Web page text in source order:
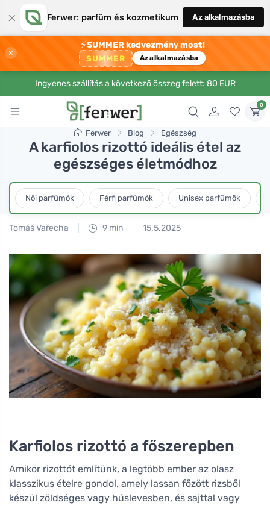
× Ferwer: parfüm és kozmetikum Az alkalmazásba
×
⚡SUMMER kedvezmény most!
SUMMER Az alkalmazásba
Ingyenes szállítás a következő összeg felett: 80 EUR
0
Ferwer Blog Egészség
A karfiolos rizottó ideális étel az
egészséges életmódhoz
Női parfümök Férfi parfümök Unisex parfümök
Tomáš Vařecha 9 min 15.5.2025
Karfiolos rizottó a főszerepben
Amikor rizottót említünk, a legtöbb ember az olasz
klasszikus ételre gondol, amely lassan főzött rizsből
készül zöldséges vagy húslevesben, és sajttal vagy